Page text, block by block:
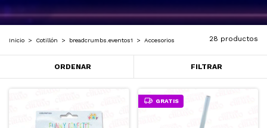
Inicio > Cotillón > breadcrumbs.eventos1 > Accesorios 28 productos
ORDENAR FILTRAR
GRATIS